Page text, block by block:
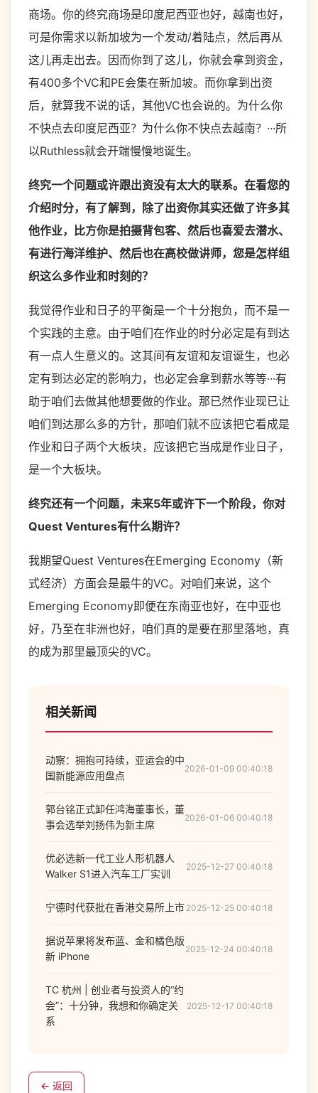
商场。你的终究商场是印度尼西亚也好，越南也好，
可是你需求以新加坡为一个发动/着陆点，然后再从
这儿再走出去。因而你到了这儿，你就会拿到资金，
有400多个VC和PE会集在新加坡。而你拿到出资
后，就算我不说的话，其他VC也会说的。为什么你
不快点去印度尼西亚？为什么你不快点去越南？···所
以Ruthless就会开端慢慢地诞生。
终究一个问题或许跟出资没有太大的联系。在看您的
介绍时分，有了解到，除了出资你其实还做了许多其
他作业，比方你是拍摄背包客、然后也喜爱去潜水、
有进行海洋维护、然后也在高校做讲师，您是怎样组
织这么多作业和时刻的？
我觉得作业和日子的平衡是一个十分抱负，而不是一
个实践的主意。由于咱们在作业的时分必定是有到达
有一点人生意义的。这其间有友谊和友谊诞生，也必
定有到达必定的影响力，也必定会拿到薪水等等···有
助于咱们去做其他想要做的作业。那已然作业现已让
咱们到达那么多的方针，那咱们就不应该把它看成是
作业和日子两个大板块，应该把它当成是作业日子，
是一个大板块。
终究还有一个问题，未来5年或许下一个阶段，你对
Quest Ventures有什么期许？
我期望Quest Ventures在Emerging Economy（新
式经济）方面会是最牛的VC。对咱们来说，这个
Emerging Economy即便在东南亚也好，在中亚也
好，乃至在非洲也好，咱们真的是要在那里落地，真
的成为那里最顶尖的VC。
相关新闻
动察：拥抱可持续，亚运会的中
国新能源应用盘点
2026-01-09 00:40:18
郭台铭正式卸任鸿海董事长，董
事会选举刘扬伟为新主席
2026-01-06 00:40:18
优必选新一代工业人形机器人
Walker S1进入汽车工厂实训
2025-12-27 00:40:18
宁德时代获批在香港交易所上市 2025-12-25 00:40:18
据说苹果将发布蓝、金和橘色版
新 iPhone
2025-12-24 00:40:18
TC 杭州 | 创业者与投资人的“约
会”：十分钟，我想和你确定关
系
2025-12-17 00:40:18
← 返回